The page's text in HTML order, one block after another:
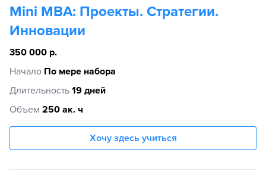
Mini MBA: Проекты. Стратегии.
Инновации
350 000 р.
Начало По мере набора
Длительность 19 дней
Объем 250 ак. ч
Хочу здесь учиться